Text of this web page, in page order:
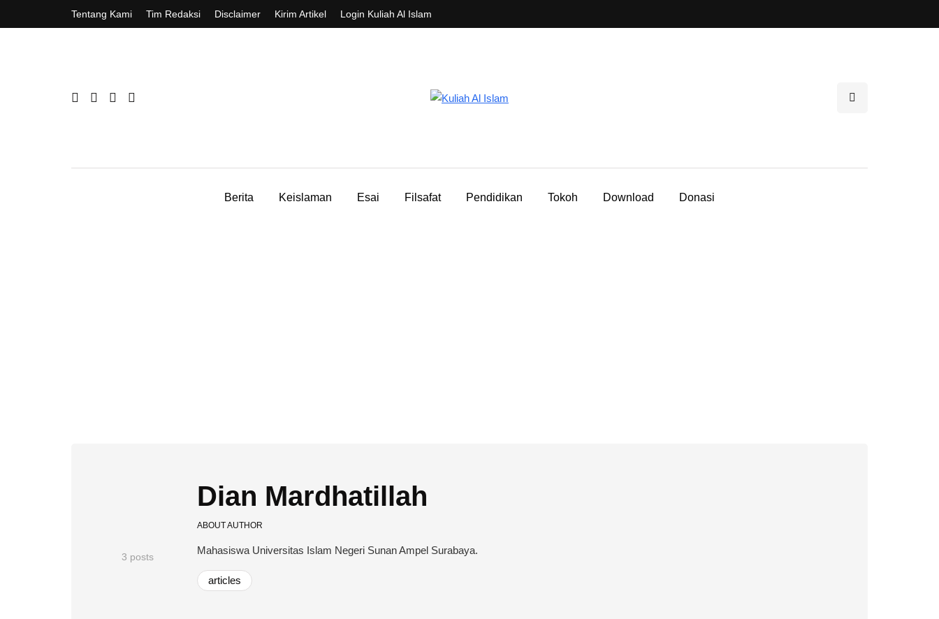
Tentang Kami Tim Redaksi Disclaimer Kirim Artikel Login Kuliah Al Islam
Berita Keislaman Esai Filsafat Pendidikan Tokoh Download Donasi
3 posts
Dian Mardhatillah
ABOUT AUTHOR
Mahasiswa Universitas Islam Negeri Sunan Ampel Surabaya.
articles